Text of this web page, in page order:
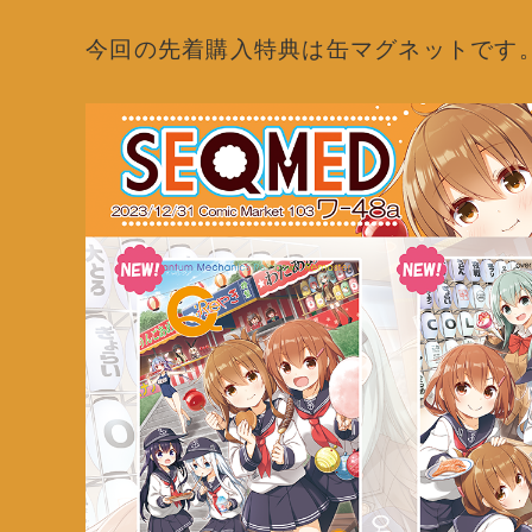
今回の先着購入特典は缶マグネットです